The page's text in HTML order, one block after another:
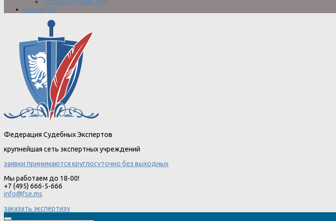
Отзывы от физ. лиц
Контакты
Федерация Судебных Экспертов
крупнейшая сеть экспертных учреждений
заявки принимаются круглосуточно без выходных
Мы работаем до 18-00!
+7 (495) 666-5-666
info@fse.ms
заказать экспертизу